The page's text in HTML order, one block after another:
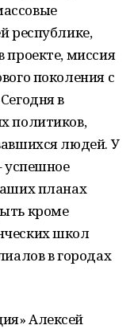
республике,
проекте, миссия
поколения с
в
политиков,
людей. У
успешное
планах
кроме
школ
в городах
Алексей